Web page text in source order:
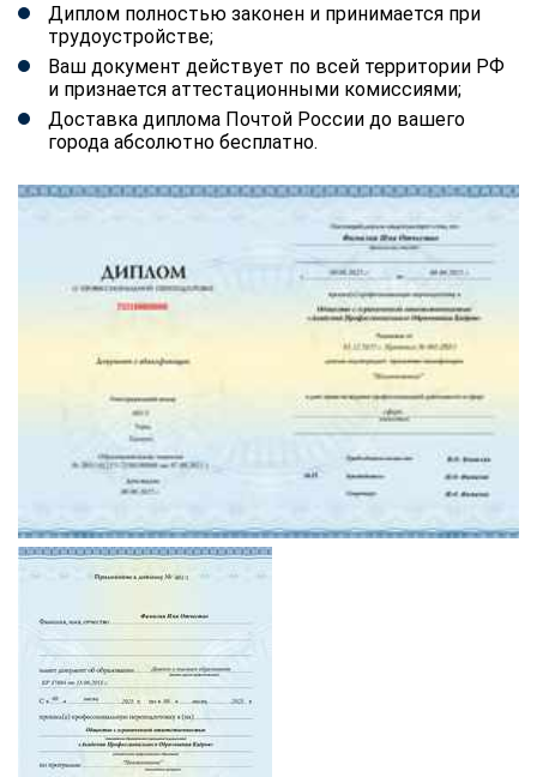
Диплом полностью законен и принимается при
трудоустройстве;
Ваш документ действует по всей территории РФ
и признается аттестационными комиссиями;
Доставка диплома Почтой России до вашего
города абсолютно бесплатно.